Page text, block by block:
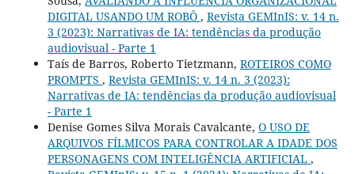
DIGITAL USANDO UM ROBÔ , Revista GEMInIS: v. 14 n.
3 (2023): Narrativas de IA: tendências da produção
audiovisual - Parte 1
Taís de Barros, Roberto Tietzmann, ROTEIROS COMO
PROMPTS , Revista GEMInIS: v. 14 n. 3 (2023):
Narrativas de IA: tendências da produção audiovisual
- Parte 1
Denise Gomes Silva Morais Cavalcante, O USO DE
ARQUIVOS FÍLMICOS PARA CONTROLAR A IDADE DOS
PERSONAGENS COM INTELIGÊNCIA ARTIFICIAL ,